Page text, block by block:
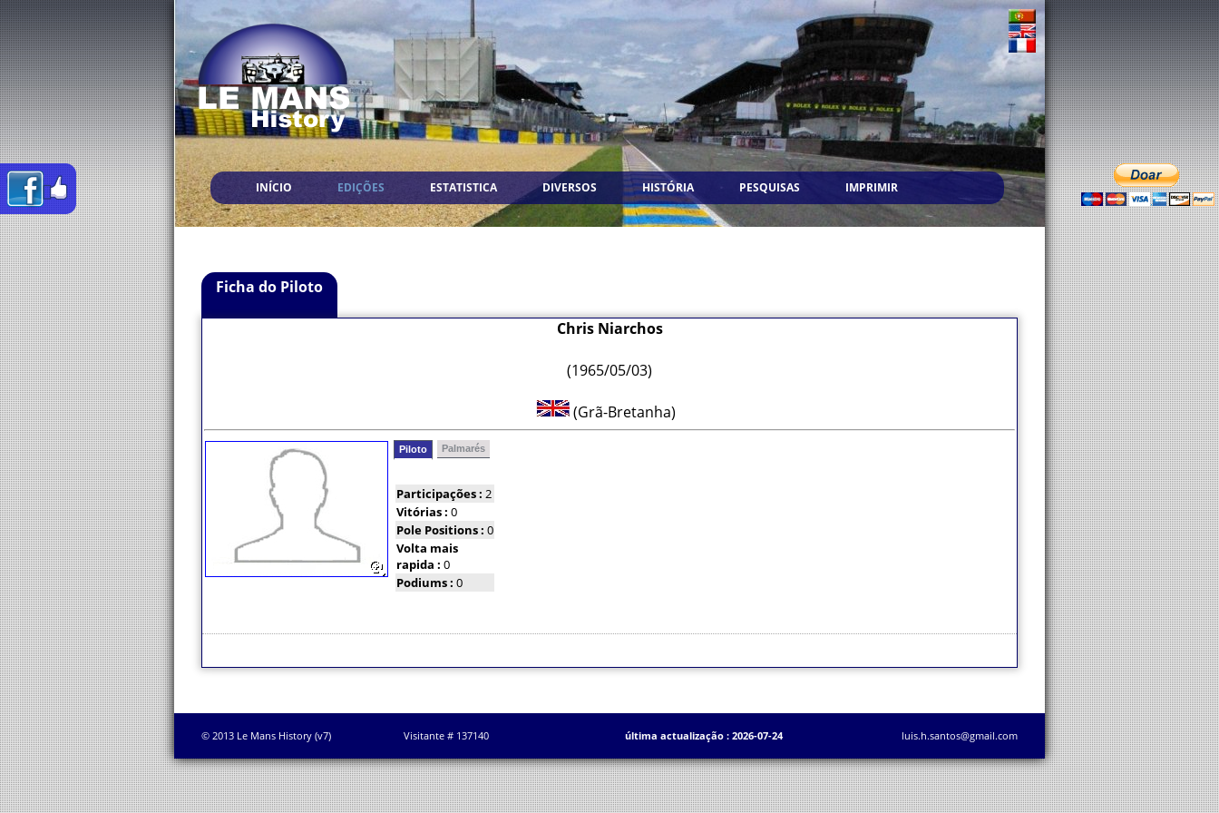
INÍCIO EDIÇÕES ESTATISTICA DIVERSOS HISTÓRIA PESQUISAS IMPRIMIR
Ficha do Piloto
Chris Niarchos
(1965/05/03)
(Grã-Bretanha)
Piloto Palmarés
Participações : 2
Vitórias : 0
Pole Positions : 0
Volta mais
rapida : 0
Podiums : 0
© 2013 Le Mans History (v7) Visitante # 137140 última actualização : 2026-07-24 luis.h.santos@gmail.com